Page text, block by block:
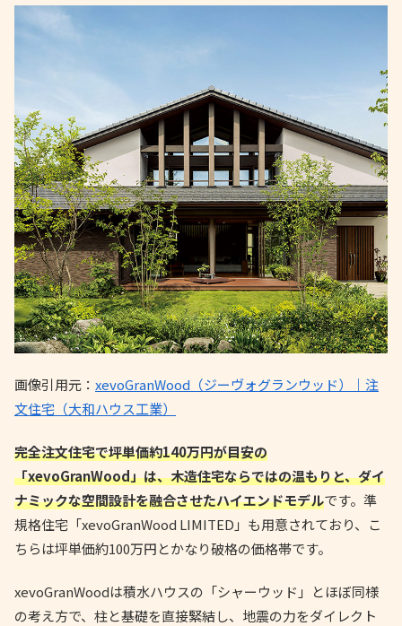
画像引用元： xevoGranWood（ジーヴォグランウッド）｜注
文住宅（大和ハウス工業）
完全注文住宅で坪単価約140万円が目安の
「xevoGranWood」は、木造住宅ならではの温もりと、ダイ
ナミックな空間設計を融合させたハイエンドモデルです。準
規格住宅「xevoGranWood LIMITED」も用意されており、こ
ちらは坪単価約100万円とかなり破格の価格帯です。
xevoGranWoodは積水ハウスの「シャーウッド」とほぼ同様
の考え方で、柱と基礎を直接緊結し、地震の力をダイレクト